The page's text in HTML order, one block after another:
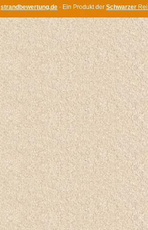
strandbewertung.de · Ein Produkt der Schwarzer